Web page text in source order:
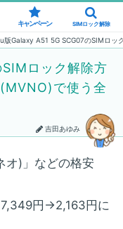
キャンペーン SIMロック解除
版Galaxy A51 5G SCG07のSIMロッ
ロック解除方
で使う全
吉田あゆみ
オ)」などの格安
円→2,163円に
キャンペーン SIMロック解除